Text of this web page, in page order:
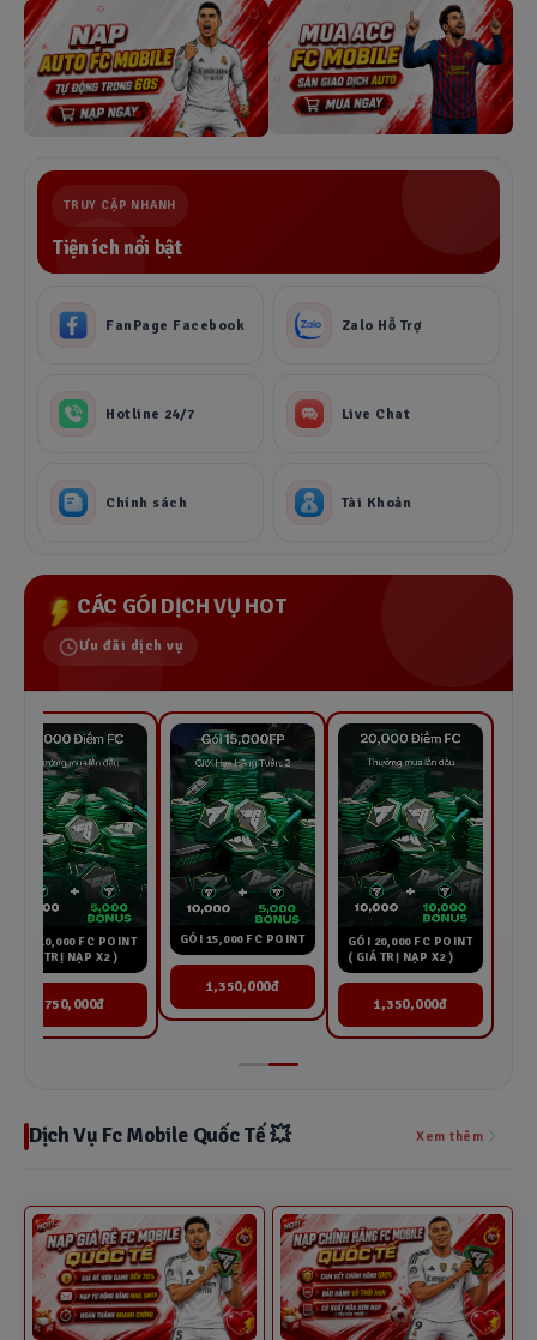
TRUY CẬP NHANH
Tiện ích nổi bật
FanPage Facebook Zalo Hỗ Trợ
Hotline 24/7 Live Chat
Chính sách Tài Khoản
CÁC GÓI DỊCH VỤ HOT
Ưu đãi dịch vụ
GÓI 10,000 FC POINT
( GIÁ TRỊ NẠP X2 )
750,000đ
GÓI 15,000 FC POINT
1,350,000đ
GÓI 20,000 FC POINT
( GIÁ TRỊ NẠP X2 )
1,350,000đ
Dịch Vụ Fc Mobile Quốc Tế 💥 Xem thêm